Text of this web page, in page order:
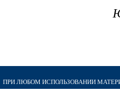
ПРИ ЛЮБОМ ИСПОЛЬЗОВАНИИ